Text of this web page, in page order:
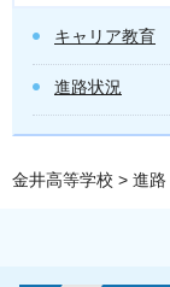
キャリア教育
進路状況
金井高等学校 > 進路